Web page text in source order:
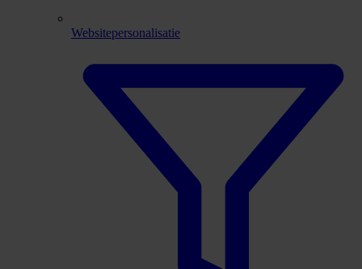
Websitepersonalisatie